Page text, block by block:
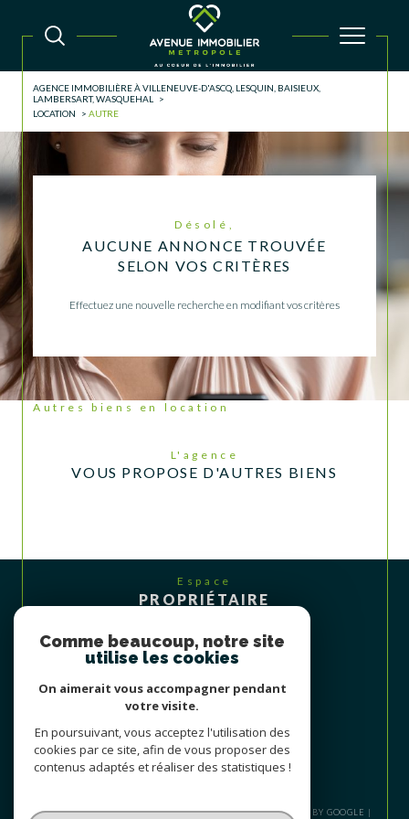
AGENCE IMMOBILIÈRE À VILLENEUVE-D'ASCQ, LESQUIN, BAISIEUX,
LAMBERSART, WASQUEHAL
LOCATION
AUTRE
Désolé,
AUCUNE ANNONCE TROUVÉE
SELON VOS CRITÈRES
Effectuez une nouvelle recherche en modifiant vos critères
Autres biens en location
L'agence
VOUS PROPOSE D'AUTRES BIENS
Espace
PROPRIÉTAIRE
© 2026 | TOUS DROITS RÉSERVÉS | TRADUCTION POWERED BY GOOGLE |
Comme beaucoup, notre site
utilise les cookies
On aimerait vous accompagner pendant
votre visite.
En poursuivant, vous acceptez l'utilisation des
cookies par ce site, afin de vous proposer des
contenus adaptés et réaliser des statistiques !